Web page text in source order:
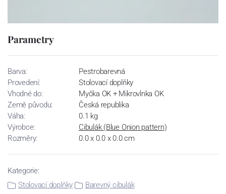
Parametry
Barva:
Pestrobarevná
Provedení:
Stolovací doplňky
Vhodné do:
Myčka OK + Mikrovlnka OK
Země původu:
Česká republika
Váha:
0.1 kg
Výrobce:
Cibulák (Blue Onion pattern)
Rozměry:
0.0 x 0.0 x 0.0 cm
Kategorie:
Stolovací doplňky
Barevný cibulák